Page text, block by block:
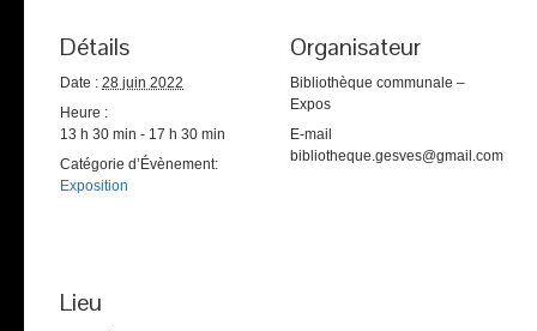
Détails
Date : 28 juin 2022
Heure :
13 h 30 min - 17 h 30 min
Catégorie d’Évènement:
Exposition
Organisateur
Bibliothèque communale –
Expos
E-mail
bibliotheque.gesves@gmail.com
Lieu